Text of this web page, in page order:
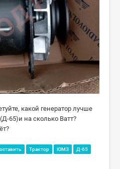
какой генератор лучше
65)и на сколько Ватт?
Трактор ЮМЗ
Д-65